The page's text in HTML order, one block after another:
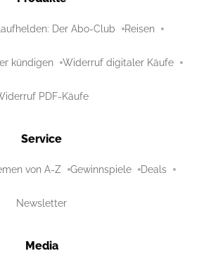
Der Abo-Club Reisen
kündigen Widerruf digitaler Käufe
PDF-Käufe
Service
von A-Z Gewinnspiele Deals
Newsletter
Media